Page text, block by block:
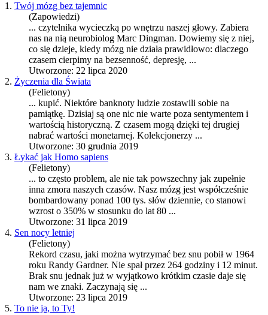
1. Twój mózg bez tajemnic
(Zapowiedzi)
... czytelnika wycieczką po wnętrzu naszej głowy. Zabiera
nas na nią neurobiolog Marc Dingman. Dowiemy się z niej,
co się dzieje, kiedy mózg nie działa prawidłowo: dlaczego
czasem cierpimy na bezsenność, depresję, ...
Utworzone: 22 lipca 2020
2. Życzenia dla Świata
(Felietony)
... kupić. Niektóre banknoty ludzie zostawili sobie na
pamiątkę. Dzisiaj są one nic nie warte poza sentymentem i
wartością historyczną. Z czasem mogą dzięki tej drugiej
nabrać wartości monetarnej. Kolekcjonerzy ...
Utworzone: 30 grudnia 2019
3. Łykać jak Homo sapiens
(Felietony)
... to często problem, ale nie tak powszechny jak zupełnie
inna zmora naszych czasów. Nasz mózg jest współcześnie
bombardowany ponad 100 tys. słów dziennie, co stanowi
wzrost o 350% w stosunku do lat 80 ...
Utworzone: 31 lipca 2019
4. Sen nocy letniej
(Felietony)
Rekord czasu, jaki można wytrzymać bez snu pobił w 1964
roku Randy Gardner. Nie spał przez 264 godziny i 12 minut.
Brak snu jednak już w wyjątkowo krótkim czasie daje się
nam we znaki. Zaczynają się ...
Utworzone: 23 lipca 2019
5. To nie ja, to Ty!